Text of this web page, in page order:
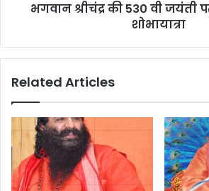
भगवान श्रीचंद्र की 530 वी जयंती
शोभायात्रा
Related Articles